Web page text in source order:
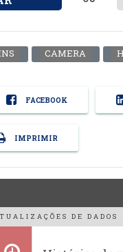
CAMERA
FACEBOOK
IMPRIMIR
DE DADOS